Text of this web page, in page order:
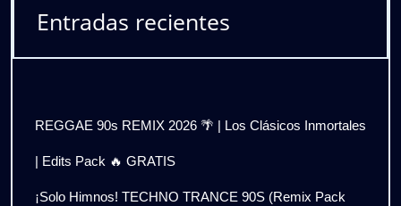
Entradas recientes
REGGAE 90s REMIX 2026 🌴 | Los Clásicos Inmortales
| Edits Pack 🔥 GRATIS
¡Solo Himnos! TECHNO TRANCE 90S (Remix Pack